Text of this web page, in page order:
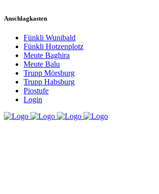
Anschlagkasten
Fünkli Wunibald
Fünkli Hotzenplotz
Meute Baghira
Meute Balu
Trupp Mörsburg
Trupp Habsburg
Piostufe
Login